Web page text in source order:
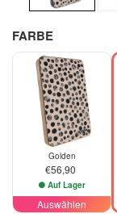
FARBE
Golden
€56,90
Auf Lager
Auswählen